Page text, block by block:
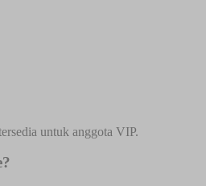
untuk anggota VIP.